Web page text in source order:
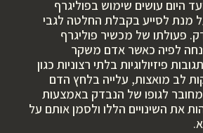
היום עושים שימוש בפוליגרף
מנת לסייע בקבלת החלטה לגבי
פעולתו של מכשיר פוליגרף
לפיה כאשר אדם משקר
פיזיולוגיות בלתי רצוניות כגון
לב מואצות, עלייה בלחץ הדם
לגופו של הנבדק באמצעות
את השינויים הללו ולסמן אותם על